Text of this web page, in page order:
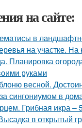
на сайте:
в
на участке.
Планировка
руками
весной.
сингониумом в
Грибная икра –
в открытый